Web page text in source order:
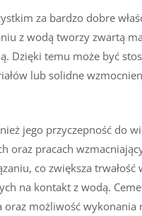
za bardzo dobre
z wodą tworzy zwartą
Dzięki temu może być
lub solidne
jego przyczepność do
oraz pracach
co zwiększa
na kontakt z wodą.
możliwość wykonania